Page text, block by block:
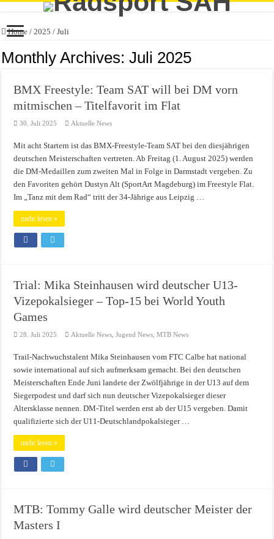
Home / 2025 / Juli
Monthly Archives:Juli 2025
BMX Freestyle: Team SAT will bei DM vorn
mitmischen – Titelfavorit im Flat
30. Juli 2025 Aktuelle News
Mit acht Startern ist das BMX-Freestyle-Team SAT bei den diesjährigen
deutschen Meisterschaften vertreten. Ab Freitag (1. August 2025) werden
die DM-Medaillen zum zweiten Mal in Folge in Darmstadt vergeben. Zu
den Favoriten gehört Dustyn Alt (SportArt Magdeburg) im Freestyle Flat.
Im „Tanz mit dem Rad“ tritt der 34-Jährige aus Leipzig …
mehr lesen »
Trial: Mika Steinhausen wird deutscher U13-
Vizepokalsieger – Top-15 bei World Youth
Games
28. Juli 2025 Aktuelle News ,Jugend News ,MTB News
Trail-Nachwuchstalent Mika Steinhausen vom FTC Calbe hat national
sowie international auf sich aufmerksam gemacht. Bei den deutschen
Meisterschaften Ende Juni landete der Zwölfjährige in der U13 auf dem
Siegerpodest und darf sich nun deutscher Vizepokalsieger dieser
Altersklasse nennen. DM-Titel werden erst ab der U15 vergeben. Damit
qualifizierte sich der U11-Deutschlandpokalsieger …
mehr lesen »
MTB: Tommy Galle wird deutscher Meister der
Masters I